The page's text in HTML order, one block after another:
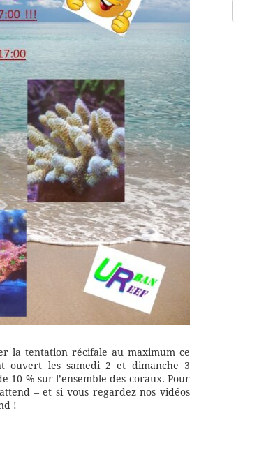
la tentation récifale au maximum ce
ouvert les samedi 2 et dimanche 3
10 % sur l’ensemble des coraux. Pour
– et si vous regardez nos vidéos
!